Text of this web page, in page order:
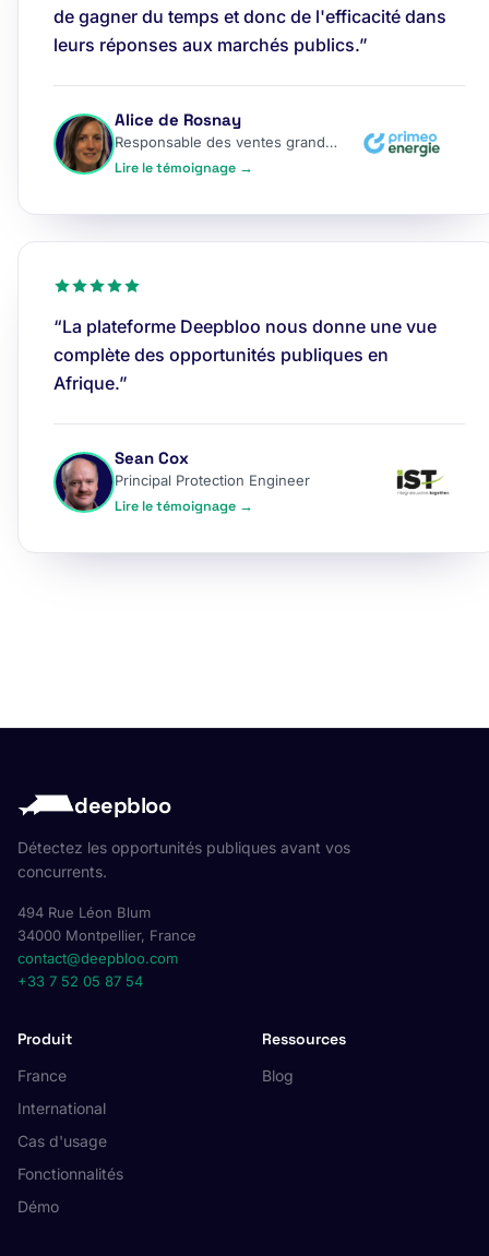
de gagner du temps et donc de l'efficacité dans
leurs réponses aux marchés publics.”
Alice de Rosnay
Responsable des ventes grands comptes
Lire le témoignage →
“La plateforme Deepbloo nous donne une vue
complète des opportunités publiques en
Afrique.”
Sean Cox
Principal Protection Engineer
Lire le témoignage →
deepbloo
Détectez les opportunités publiques avant vos
concurrents.
494 Rue Léon Blum
34000 Montpellier, France
contact@deepbloo.com
+33 7 52 05 87 54
Produit
France
International
Cas d'usage
Fonctionnalités
Démo
Ressources
Blog